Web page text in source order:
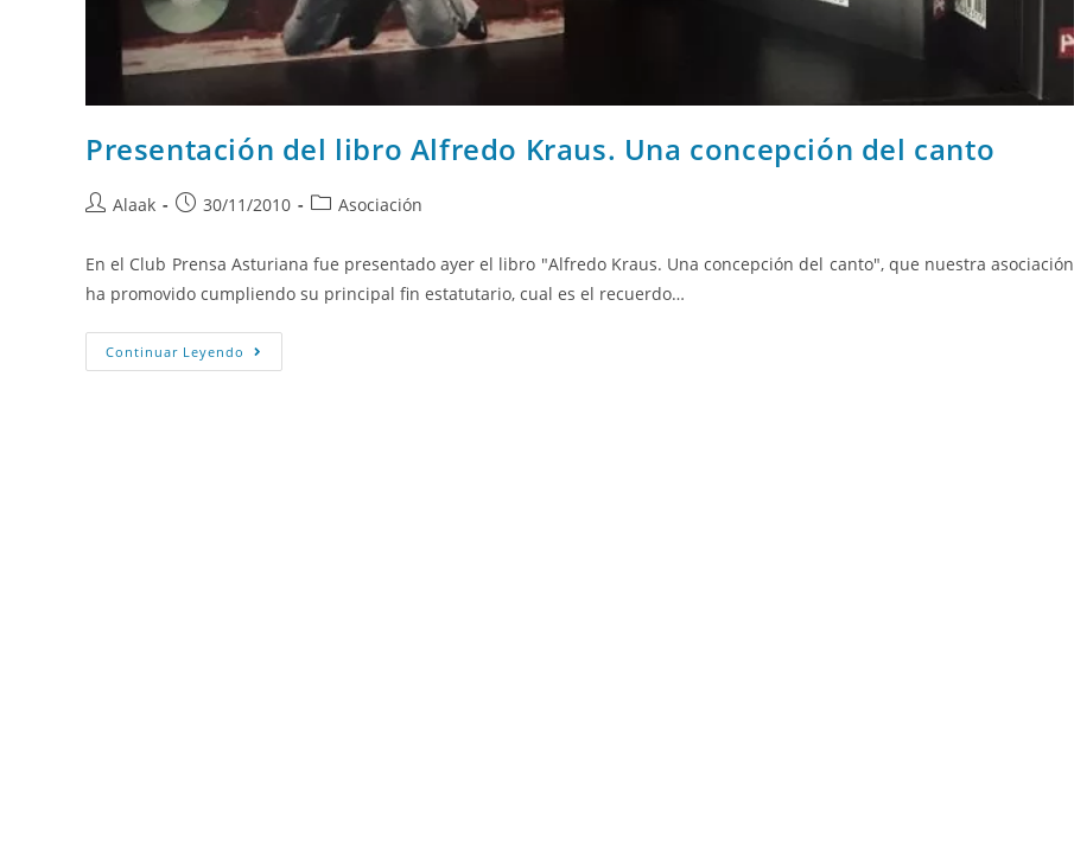
Presentación del libro Alfredo Kraus. Una concepción del canto
Alaak 30/11/2010 Asociación
En el Club Prensa Asturiana fue presentado ayer el libro "Alfredo Kraus. Una concepción del canto", que nuestra asociación
ha promovido cumpliendo su principal fin estatutario, cual es el recuerdo…
Continuar Leyendo